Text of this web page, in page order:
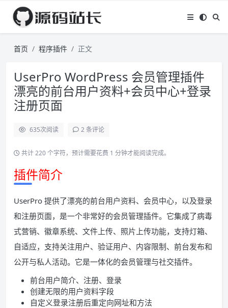
首页 程序插件 正文
UserPro WordPress 会员管理插件
漂亮的前台用户资料+会员中心+登录
注册页面
635次阅读 2 条评论
共计 220 个字符，预计需要花费 1 分钟才能阅读完成。
插件简介
UserPro 提供了漂亮的前台用户资料、会员中心，以及登录
和注册页面，是一个非常好的会员管理插件。它集成了病毒
式营销、徽章系统、文件上传、照片上传功能，支持灯箱、
自适应，支持关注用户、验证用户、内容限制、前台发布和
公开与私人活动。它是一体化的会员管理与社交插件。
前台用户简介、注册、登录
创建无限的用户资料字段
自定义登录注册后重定向网址和方法